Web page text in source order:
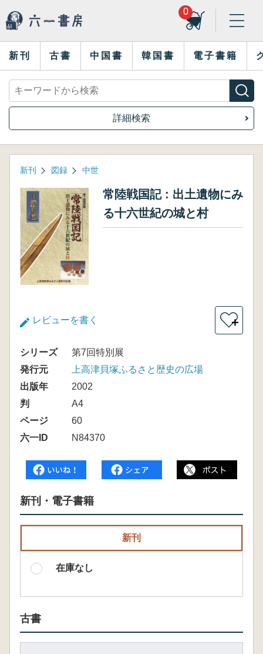
0
新刊 古書 中国書 韓国書 電子書籍
詳細検索
新刊 図録 中世
常陸戦国記 : 出土遺物にみ
る十六世紀の城と村
レビューを書く ＋
シリーズ
第7回特別展
発行元
上高津貝塚ふるさと歴史の広場
出版年
2002
判
A4
ページ
60
六一ID
N84370
新刊・電子書籍
新刊
在庫なし
古書